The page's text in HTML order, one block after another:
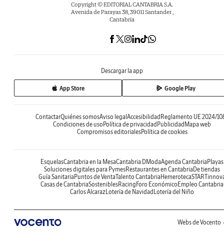
Copyright © EDITORIAL CANTABRIA S.A.
Avenida de Parayas 38, 39011 Santander ,
Cantabria
Descargar la app
App Store Google Play
ContactarQuiénes somosAviso legal Accesibilidad Reglamento UE 2024/
Condiciones de uso Política de privacidad Publicidad Mapa web
Compromisos editorialesPolítica de cookies
EsquelasCantabria en la MesaCantabria DModaAgenda Cantabria Playas
Soluciones digitales para PymesRestaurantes en Cantabria De tiendas
Guía Sanitaria Puntos de VentaTalento Cantabria Hemeroteca
Casas de CantabriaSosteniblesRacing Foro Económico Empleo Cantabria
Carlos AlcarazLotería de Navidad Lotería del Niño
Webs de Vocento